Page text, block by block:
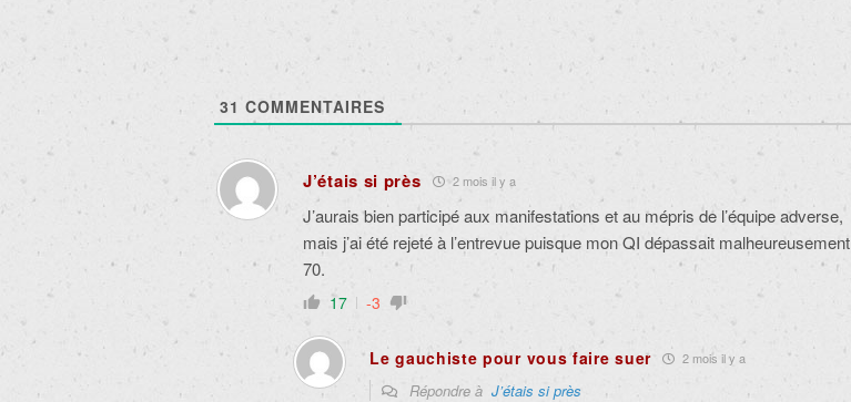
31 COMMENTAIRES
J’étais si près 2 mois il y a
J’aurais bien participé aux manifestations et au mépris de l’équipe adverse,
mais j’ai été rejeté à l’entrevue puisque mon QI dépassait malheureusement
70.
17 -3
Le gauchiste pour vous faire suer 2 mois il y a
Répondre à J’étais si près